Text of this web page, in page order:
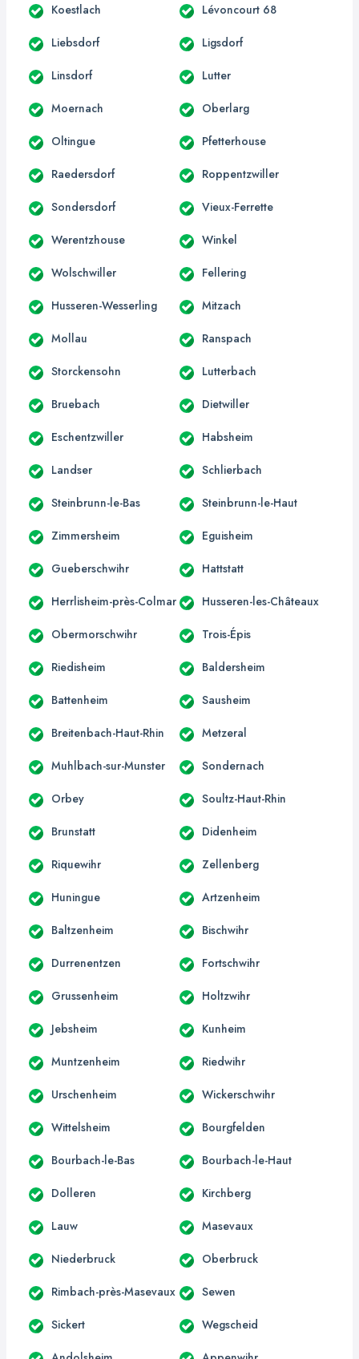
Koestlach Lévoncourt 68
Liebsdorf Ligsdorf
Linsdorf Lutter
Moernach Oberlarg
Oltingue Pfetterhouse
Raedersdorf Roppentzwiller
Sondersdorf Vieux-Ferrette
Werentzhouse Winkel
Wolschwiller Fellering
Husseren-Wesserling Mitzach
Mollau Ranspach
Storckensohn Lutterbach
Bruebach Dietwiller
Eschentzwiller Habsheim
Landser Schlierbach
Steinbrunn-le-Bas Steinbrunn-le-Haut
Zimmersheim Eguisheim
Gueberschwihr Hattstatt
Herrlisheim-près-Colmar Husseren-les-Châteaux
Obermorschwihr Trois-Épis
Riedisheim Baldersheim
Battenheim Sausheim
Breitenbach-Haut-Rhin Metzeral
Muhlbach-sur-Munster Sondernach
Orbey Soultz-Haut-Rhin
Brunstatt Didenheim
Riquewihr Zellenberg
Huningue Artzenheim
Baltzenheim Bischwihr
Durrenentzen Fortschwihr
Grussenheim Holtzwihr
Jebsheim Kunheim
Muntzenheim Riedwihr
Urschenheim Wickerschwihr
Wittelsheim Bourgfelden
Bourbach-le-Bas Bourbach-le-Haut
Dolleren Kirchberg
Lauw Masevaux
Niederbruck Oberbruck
Rimbach-près-Masevaux Sewen
Sickert Wegscheid